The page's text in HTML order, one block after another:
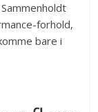
forhold,
bare i